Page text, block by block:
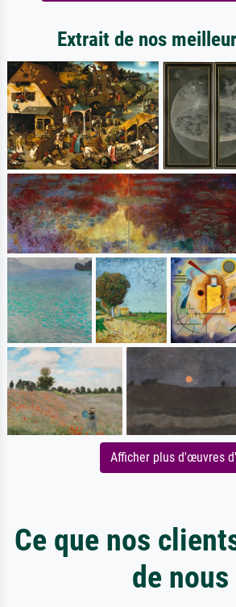
Extrait de nos
Afficher plus d'œuvres
Ce que nos
de nous